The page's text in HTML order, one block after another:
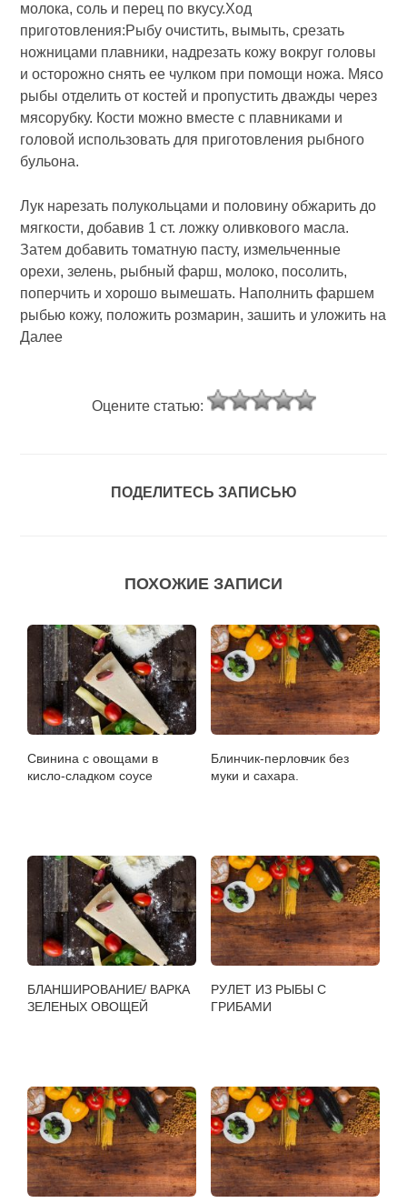
молока, соль и перец по вкусу.Ход
приготовления:Рыбу очистить, вымыть, срезать
ножницами плавники, надрезать кожу вокруг головы
и осторожно снять ее чулком при помощи ножа. Мясо
рыбы отделить от костей и пропу­стить дважды через
мясорубку. Кости можно вместе с плав­никами и
головой использовать для приготовления рыбного
бульона.
Лук нарезать полукольцами и половину обжарить до
мягкости, добавив 1 ст. ложку оливкового масла.
Затем до­бавить томатную пасту, измельченные
орехи, зелень, рыб­ный фарш, молоко, посолить,
поперчить и хорошо выме­шать. Наполнить фаршем
рыбью кожу, положить розмарин, зашить и уложить на
Далее
Оцените статью:
ПОДЕЛИТЕСЬ ЗАПИСЬЮ
ПОХОЖИЕ ЗАПИСИ
Свинина с овощами в
кисло-сладком соусе
Блинчик-перловчик без
муки и сахара.
БЛАНШИРОВАНИЕ/ ВАРКА
ЗЕЛЕНЫХ ОВОЩЕЙ
РУЛЕТ ИЗ РЫБЫ С
ГРИБАМИ